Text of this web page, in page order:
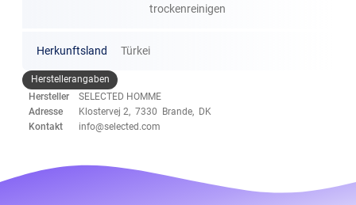
trockenreinigen
Herkunftsland Türkei
Herstellerangaben
Hersteller
SELECTED HOMME
Adresse
Klostervej 2, 7330 Brande, DK
Kontakt
info@selected.com